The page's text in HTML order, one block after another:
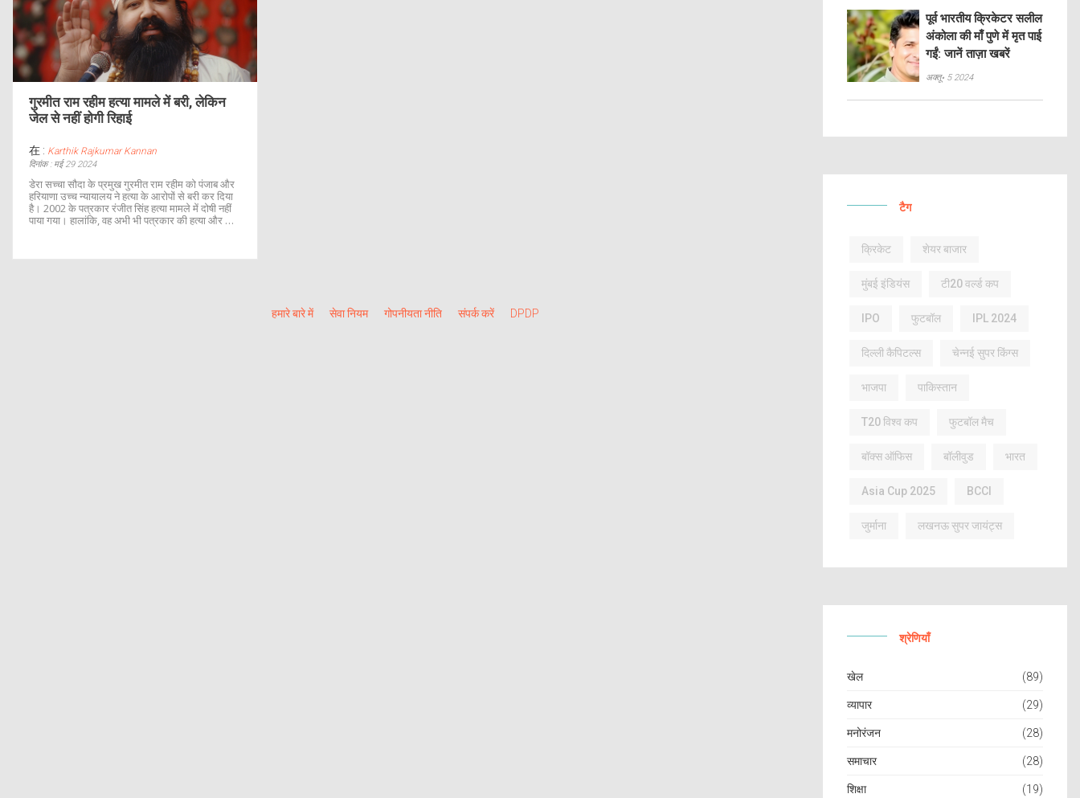
गुरमीत राम रहीम हत्या मामले में बरी, लेकिन
जेल से नहीं होगी रिहाई
在 : Karthik Rajkumar Kannan
दिनांक : मई 29 2024
डेरा सच्चा सौदा के प्रमुख गुरमीत राम रहीम को पंजाब और
हरियाणा उच्च न्यायालय ने हत्या के आरोपों से बरी कर दिया
है। 2002 के पत्रकार रंजीत सिंह हत्या मामले में दोषी नहीं
पाया गया। हालांकि, वह अभी भी पत्रकार की हत्या और दो
पर सवाल उठाए हैं।
हमारे बारे में सेवा नियम गोपनीयता नीति संपर्क करें DPDP
पूर्व भारतीय क्रिकेटर सलील
अंकोला की माँ पुणे में मृत पाई
गईं: जानें ताज़ा खबरें
अक्तू॰ 5 2024
टैग
क्रिकेट शेयर बाजार
मुंबई इंडियंस टी20 वर्ल्ड कप
IPO फुटबॉल IPL 2024
दिल्ली कैपिटल्स चेन्नई सुपर किंग्स
भाजपा पाकिस्तान
T20 विश्व कप फुटबॉल मैच
बॉक्स ऑफिस बॉलीवुड भारत
Asia Cup 2025 BCCI
जुर्माना लखनऊ सुपर जायंट्स
श्रेणियाँ
खेल (89)
व्यापार (29)
मनोरंजन (28)
समाचार (28)
शिक्षा (19)